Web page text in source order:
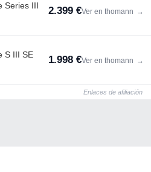
Series III
2.399 €Ver en thomann →
S III SE
1.998 €Ver en thomann →
Enlaces de afiliación